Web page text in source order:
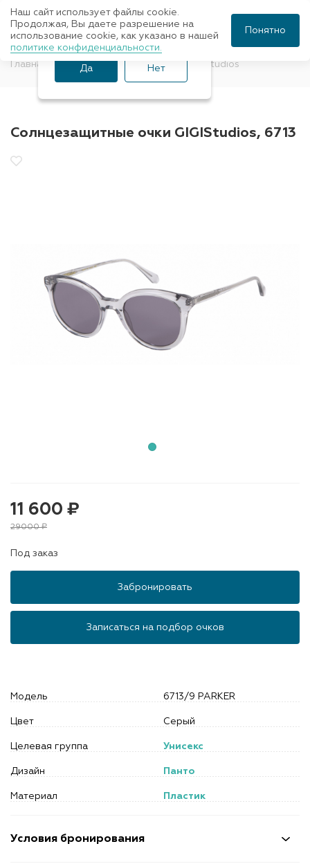
Главная Солнцезащитные очки GIGIStudios
Солнцезащитные очки GIGIStudios, 6713
Условия бронирования
11 600 ₽
29000 ₽
Под заказ
Забронировать
Записаться на подбор очков
Модель 6713/9 PARKER
Цвет Серый
Целевая группа Унисекс
Дизайн Панто
Материал Пластик
Ваш город Санкт-
Петербург?
Да Нет
Наш сайт использует файлы cookie.
Продолжая, Вы даете разрешение на
использование cookie, как указано в нашей
политике конфиденциальности.
Понятно